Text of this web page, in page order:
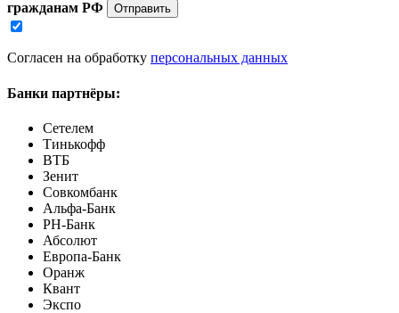
гражданам РФ
Отправить
Согласен на обработку персональных данных
Банки партнёры:
Сетелем
Тинькофф
ВТБ
Зенит
Совкомбанк
Альфа-Банк
РН-Банк
Абсолют
Европа-Банк
Оранж
Квант
Экспо